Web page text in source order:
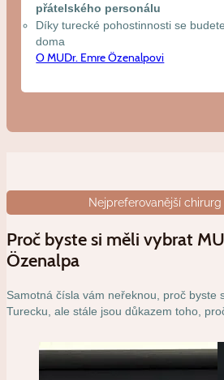
přátelského personálu
Díky turecké pohostinnosti se
doma
O MUDr. Emre Özenalpovi
Nejpreferovanější chirurg
Proč byste si měli vybrat
Özenalpa
Samotná čísla vám neřeknou, proč byste
Turecku, ale stále jsou důkazem toho,